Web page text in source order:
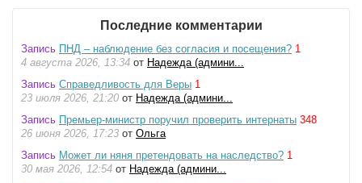
Последние комментарии
Запись ПНД – наблюдение без согласия и посещения? 1
4 августа 2026, 13:34 от Надежда (админи...
Запись Справедливость для Веры 1
23 июля 2026, 21:20 от Надежда (админи...
Запись Премьер-министр поручил проверить интернаты 348
26 июня 2026, 17:23 от Ольга
Запись Может ли няня претендовать на наследство? 1
30 мая 2026, 12:54 от Надежда (админи...